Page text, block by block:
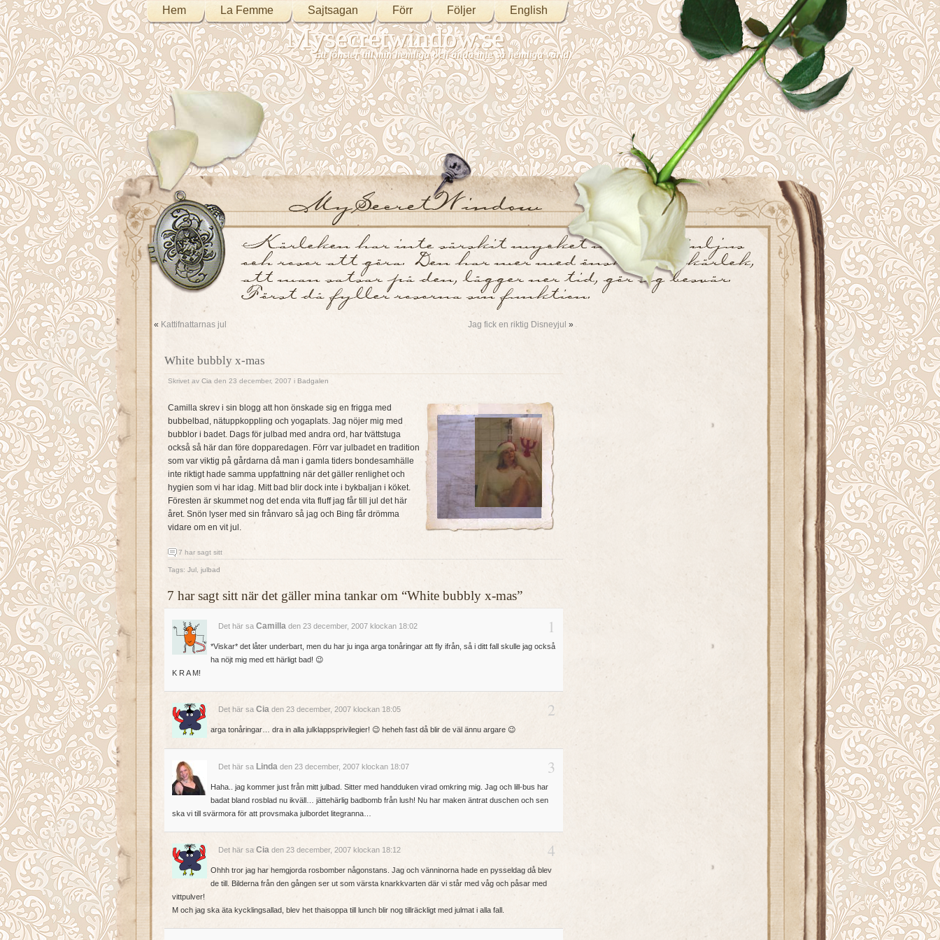
Hem La Femme Sajtsagan Förr Följer English
Mysecretwindow.se
Ett fönster till min hemliga och ändå inte så hemliga värld.
« Kattifnattarnas jul Jag fick en riktig Disneyjul »
White bubbly x-mas
Skrivet av Cia den 23 december, 2007 i Badgalen
Camilla skrev i sin blogg att hon önskade sig en frigga med
bubbelbad, nätuppkoppling och yogaplats. Jag nöjer mig med
bubblor i badet. Dags för julbad med andra ord, har tvättstuga
också så här dan före dopparedagen. Förr var julbadet en tradition
som var viktig på gårdarna då man i gamla tiders bondesamhälle
inte riktigt hade samma uppfattning när det gäller renlighet och
hygien som vi har idag. Mitt bad blir dock inte i bykbaljan i köket.
Föresten är skummet nog det enda vita fluff jag får till jul det här
året. Snön lyser med sin frånvaro så jag och Bing får drömma
vidare om en vit jul.
7 har sagt sitt
Tags: Jul julbad
7 har sagt sitt när det gäller mina tankar om “White bubbly x-mas”
Det här sa Camilla den 23 december, 2007 klockan 18:02 1
*Viskar* det låter underbart, men du har ju inga arga tonåringar att fly ifrån, så i ditt fall skulle jag också
ha nöjt mig med ett härligt bad! 😉
K R A M!
Det här sa Cia den 23 december, 2007 klockan 18:05 2
arga tonåringar… dra in alla julklappsprivilegier! 😉 heheh fast då blir de väl ännu argare 😉
Det här sa Linda den 23 december, 2007 klockan 18:07 3
Haha.. jag kommer just från mitt julbad. Sitter med handduken virad omkring mig. Jag och lill-bus har
badat bland rosblad nu ikväll… jättehärlig badbomb från lush! Nu har maken äntrat duschen och sen
ska vi till svärmora för att provsmaka julbordet litegranna…
Det här sa Cia den 23 december, 2007 klockan 18:12 4
Ohhh tror jag har hemgjorda rosbomber någonstans. Jag och vänninorna hade en pysseldag då blev
de till. Bilderna från den gången ser ut som värsta knarkkvarten där vi står med våg och påsar med
vittpulver!
M och jag ska äta kycklingsallad, blev het thaisoppa till lunch blir nog tillräckligt med julmat i alla fall.